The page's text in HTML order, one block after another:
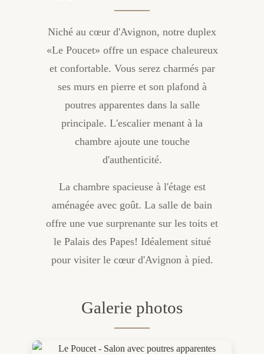
Niché au cœur d'Avignon, notre duplex
«Le Poucet» offre un espace chaleureux
et confortable. Vous serez charmés par
ses murs en pierre et son plafond à
poutres apparentes dans la salle
principale. L'escalier menant à la
chambre ajoute une touche
d'authenticité.
La chambre spacieuse à l'étage est
aménagée avec goût. La salle de bain
offre une vue surprenante sur les toits et
le Palais des Papes! Idéalement situé
pour visiter le cœur d'Avignon à pied.
Galerie photos